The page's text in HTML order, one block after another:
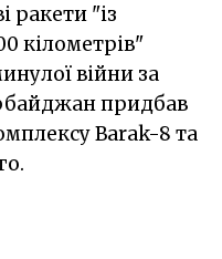
ракети "із
кілометрів"
війни за
придбав
Barak-8 та